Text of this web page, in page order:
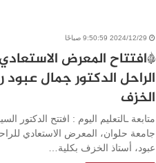
2024/12/29 9:50:59 صباحًا
*افتتاح المعرض
الراحل الدكتور جمال عبود
الخزف
متابعة ـالتعليم اليوم : افتتح الدكتور
جامعة حلوان، المعرض الاستعادي
عبود، أستاذ الخزف بكلية…